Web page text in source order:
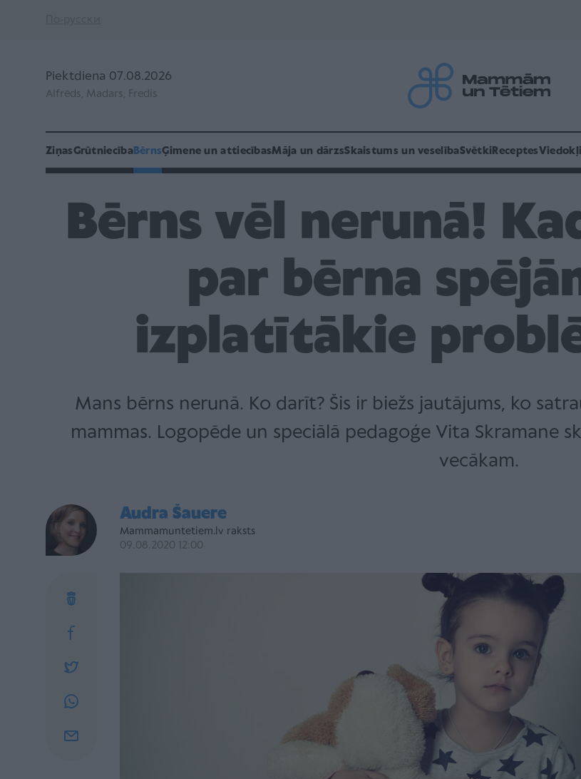
Piektdiena 07.08.2026
Alfrēds, Madars, Fredis
ZiņasGrūtniecībaBērnsĢimene un attiecībasMāja un dārzsSkaistums un veselībaSvētki Receptes
Bērns vēl nerunā!
par bērna
izplatītākie
Mans bērns nerunā. Ko darīt? Šis ir biežs jautājums, ko
mammas. Logopēde un speciālā pedagoģe Vita Skramane
vecākam.
Audra Šauere
Mammamuntetiem.lv raksts
09.08.2020 12:00